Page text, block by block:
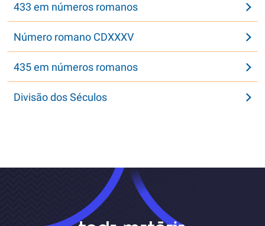
433 em números romanos
Número romano CDXXXV
435 em números romanos
Divisão dos Séculos